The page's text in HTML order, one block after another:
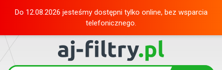
Do 12.08.2026 jesteśmy dostępni tylko online, bez wsparcia
telefonicznego.